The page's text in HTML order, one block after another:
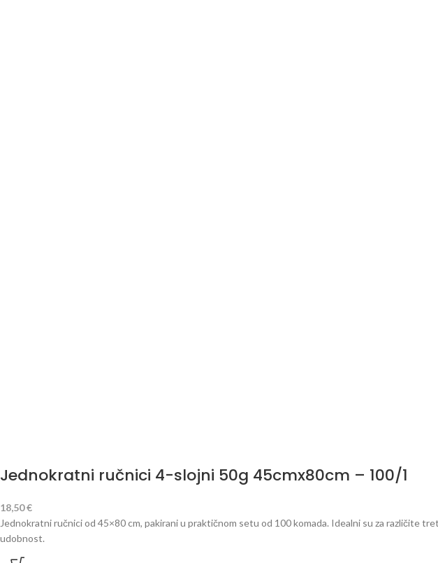
Jednokratni ručnici 4-slojni 50g 45cmx80cm – 100/1
18,50€
Jednokratni ručnici od 45×80 cm, pakirani u praktičnom setu od 100 komada. Idealni su za različite
udobnost.